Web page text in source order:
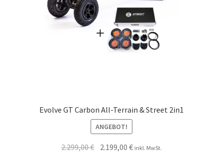
Evolve GT Carbon All-Terrain & Street 2in1
ANGEBOT!
2.299,00€ 2.199,00€ inkl. MwSt.